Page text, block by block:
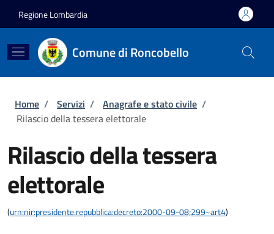
Regione Lombardia
Comune di Roncobello
Briciole di pane
Home / Servizi / Anagrafe e stato civile /
Rilascio della tessera elettorale
Rilascio della tessera
elettorale
(urn:nir:presidente.repubblica:decreto:2000-09-08;299~art4)